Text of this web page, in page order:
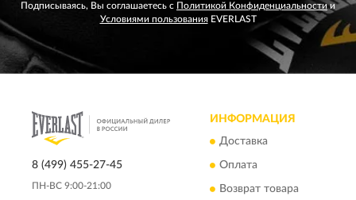
Подписываясь, Вы соглашаетесь с Политикой Конфиденциальности и
Условиями пользованияEVERLAST
8 (499) 455-27-45
ПН-ВС 9:00-21:00
ИНФОРМАЦИЯ
Доставка
Оплата
Возврат товара